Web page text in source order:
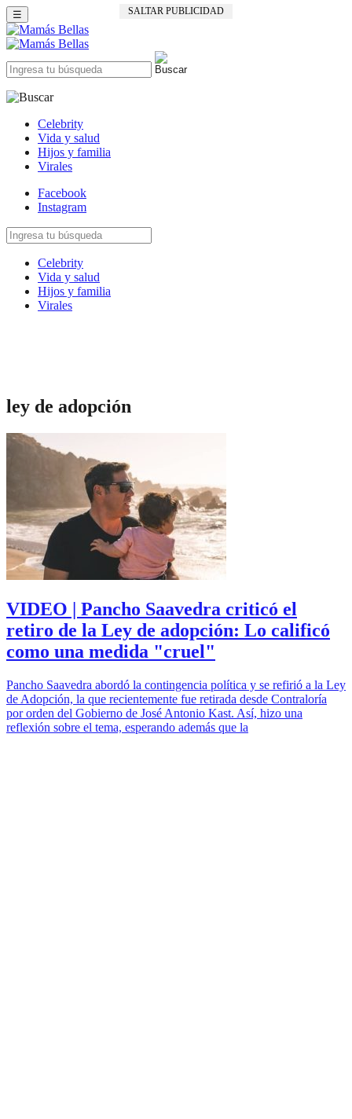
SALTAR PUBLICIDAD
☰
Celebrity
Vida y salud
Hijos y familia
Virales
Facebook
Instagram
Celebrity
Vida y salud
Hijos y familia
Virales
ley de adopción
VIDEO | Pancho Saavedra criticó el
retiro de la Ley de adopción: Lo calificó
como una medida "cruel"
Pancho Saavedra abordó la contingencia política y se refirió a la Ley
de Adopción, la que recientemente fue retirada desde Contraloría
por orden del Gobierno de José Antonio Kast. Así, hizo una
reflexión sobre el tema, esperando además que la